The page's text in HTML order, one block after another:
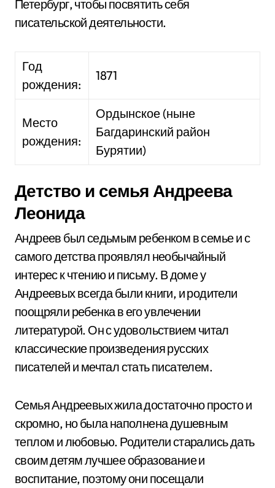
Петербург, чтобы посвятить себя
писательской деятельности.
Год
рождения:
1871
Место
рождения:
Ордынское (ныне
Багдаринский район
Бурятии)
Детство и семья Андреева
Леонида
Андреев был седьмым ребенком в семье и с
самого детства проявлял необычайный
интерес к чтению и письму. В доме у
Андреевых всегда были книги, и родители
поощряли ребенка в его увлечении
литературой. Он с удовольствием читал
классические произведения русских
писателей и мечтал стать писателем.
Семья Андреевых жила достаточно просто и
скромно, но была наполнена душевным
теплом и любовью. Родители старались дать
своим детям лучшее образование и
воспитание, поэтому они посещали